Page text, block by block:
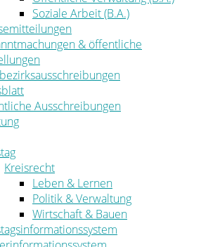
und Unternehmen
& Breitband
und Radwegebau
und Urlaub im Landkreis
Bildung, Sport und Kultur
Soziale Arbeit (B.A.)
& öffentliche
Ausschreibungen
Kreisrecht
Leben & Lernen
Politik & Verwaltung
Wirtschaft & Bauen